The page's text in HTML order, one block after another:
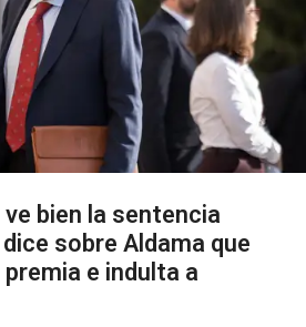
bien la sentencia
sobre Aldama que
e indulta a